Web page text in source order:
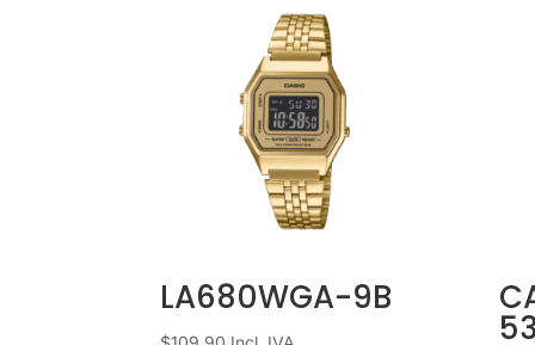
LA680WGA-9B